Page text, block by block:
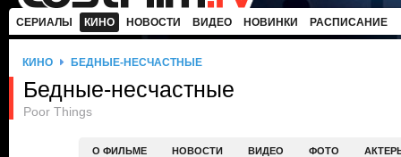
СЕРИАЛЫ КИНО НОВОСТИ ВИДЕО НОВИНКИ РАСПИСАНИЕ
КИНО БЕДНЫЕ-НЕСЧАСТНЫЕ
Бедные-несчастные
Poor Things
О ФИЛЬМЕ НОВОСТИ ВИДЕО ФОТО